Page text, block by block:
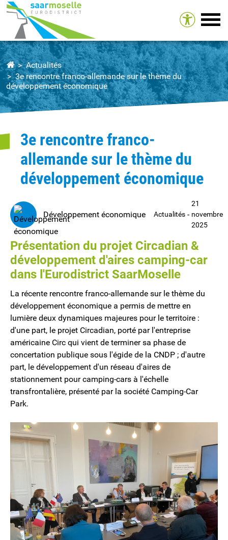
Actualités
3e rencontre franco-allemande sur le thème du
développement économique
3e rencontre franco-
allemande sur le thème du
développement économique
Développement économique Actualités -
21
novembre
2025
Présentation du projet Circadian &
développement d'aires camping-car
dans l'Eurodistrict SaarMoselle
La récente rencontre franco-allemande sur le thème du
développement économique a permis de mettre en
lumière deux dynamiques majeures pour le territoire :
d'une part, le projet Circadian, porté par l'entreprise
américaine Circ qui vient de terminer sa phase de
concertation publique sous l'égide de la CNDP ; d'autre
part, le développement d'un réseau d'aires de
stationnement pour camping-cars à l'échelle
transfrontalière, présenté par la société Camping-Car
Park.